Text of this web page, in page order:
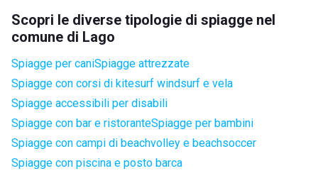
Scopri le diverse tipologie di spiagge nel
comune di Lago
Spiagge per caniSpiagge attrezzate
Spiagge con corsi di kitesurf windsurf e vela
Spiagge accessibili per disabili
Spiagge con bar e ristoranteSpiagge per bambini
Spiagge con campi di beachvolley e beachsoccer
Spiagge con piscina e posto barca